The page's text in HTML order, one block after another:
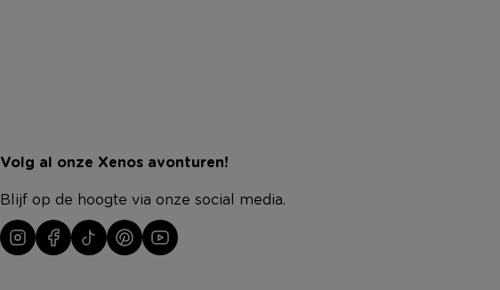
Volg al onze Xenos avonturen!
Blijf op de hoogte via onze social media.